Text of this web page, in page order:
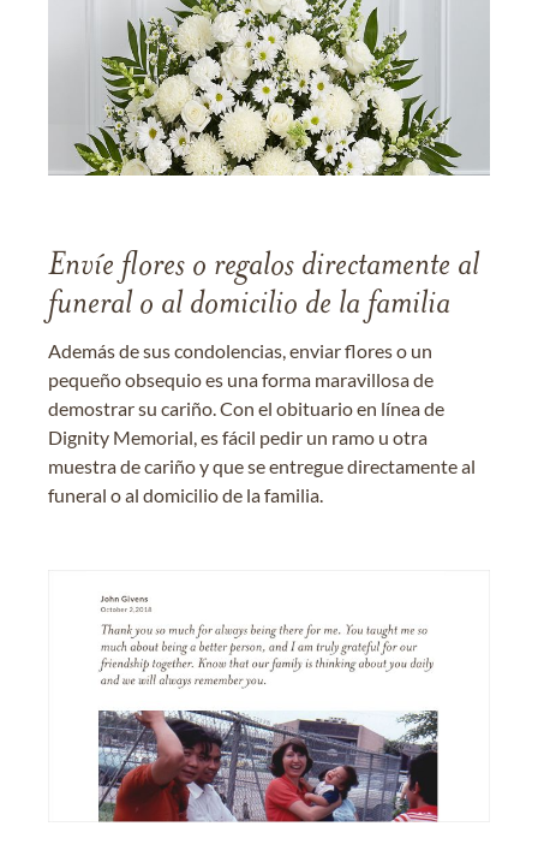
Envíe flores o regalos directamente al
funeral o al domicilio de la familia
Además de sus condolencias, enviar flores o un
pequeño obsequio es una forma maravillosa de
demostrar su cariño. Con el obituario en línea de
Dignity Memorial, es fácil pedir un ramo u otra
muestra de cariño y que se entregue directamente al
funeral o al domicilio de la familia.